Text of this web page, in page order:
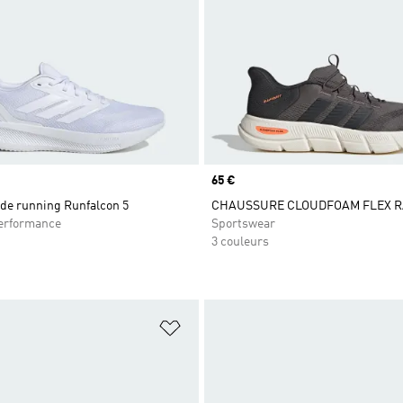
running Runfalcon 5
Prix
65 €
CHAUSSURE CLOUDFOAM FLEX
Sportswear
3 couleurs